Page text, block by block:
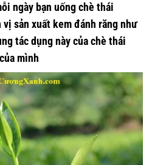
ngày bạn uống chè thái
sản xuất kem đánh răng như
tác dụng này của chè thái
mình